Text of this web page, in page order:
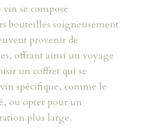
se compose
bouteilles soigneusement
provenir de
offrant ainsi un voyage
un coffret qui se
spécifique, comme le
ou opter pour un
plus large.